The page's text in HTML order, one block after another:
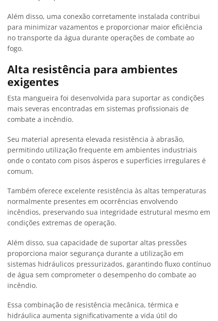
Além disso, uma conexão corretamente instalada contribui
para minimizar vazamentos e proporcionar maior eficiência
no transporte da água durante operações de combate ao
fogo.
Alta resistência para ambientes
exigentes
Esta mangueira foi desenvolvida para suportar as condições
mais severas encontradas em sistemas profissionais de
combate a incêndio.
Seu material apresenta elevada resistência à abrasão,
permitindo utilização frequente em ambientes industriais
onde o contato com pisos ásperos e superfícies irregulares é
comum.
Também oferece excelente resistência às altas temperaturas
normalmente presentes em ocorrências envolvendo
incêndios, preservando sua integridade estrutural mesmo em
condições extremas de operação.
Além disso, sua capacidade de suportar altas pressões
proporciona maior segurança durante a utilização em
sistemas hidráulicos pressurizados, garantindo fluxo contínuo
de água sem comprometer o desempenho do combate ao
incêndio.
Essa combinação de resistência mecânica, térmica e
hidráulica aumenta significativamente a vida útil do